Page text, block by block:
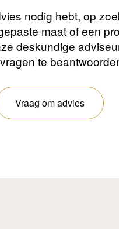
nodig hebt, op
maat of een
deskundige
te
Vraag om advies